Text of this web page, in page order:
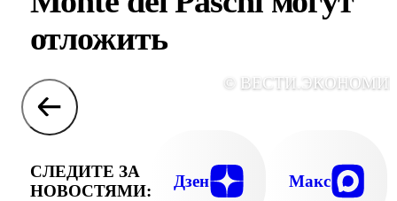
отложить
©
СЛЕДИТЕ ЗА
НОВОСТЯМИ:
Дзен Макс